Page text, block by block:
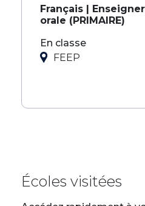
Français |
orale (PRIMAIRE)
En classe
FEEP
Écoles visitées